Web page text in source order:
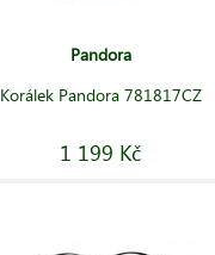
Pandora
Korálek Pandora 781817CZ
1 199 Kč